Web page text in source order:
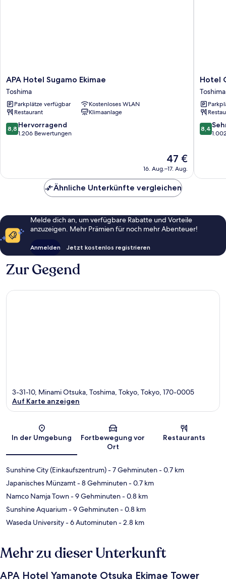
APA
Hotel
Sugamo
Ekimae
Toshima
APA Hotel Sugamo Ekimae
Toshima
Parkplätze verfügbar
Kostenloses WLAN
Restaurant
Klimaanlage
8.8
von
8,8 Hervorragend
1.206 Bewertungen
Der
Preis
beträgt
47 €
47 €
16. Aug.–17. Aug.
Hotel
Grand
City
Toshima
Hotel
Toshima
8.4
von
8,4
Ähnliche Unterkünfte vergleichen
Melde dich an, um verfügbare Rabatte und Vorteile
anzuzeigen. Mehr Prämien für noch mehr Abenteuer!
Anmelden Jetzt kostenlos registrieren
Zur Gegend
Karte
3-31-10, Minami Otsuka, Toshima, Tokyo, Tokyo, 170-0005
Auf Karte anzeigen
In der Umgebung
Fortbewegung vor
Ort
Restaurants
Sunshine City (Einkaufszentrum)- 7 Gehminuten- 0.7 km
Japanisches Münzamt- 8 Gehminuten- 0.7 km
Namco Namja Town- 9 Gehminuten- 0.8 km
Sunshine Aquarium- 9 Gehminuten- 0.8 km
Waseda University- 6 Autominuten- 2.8 km
Mehr zu dieser Unterkunft
APA Hotel Yamanote Otsuka Ekimae Tower